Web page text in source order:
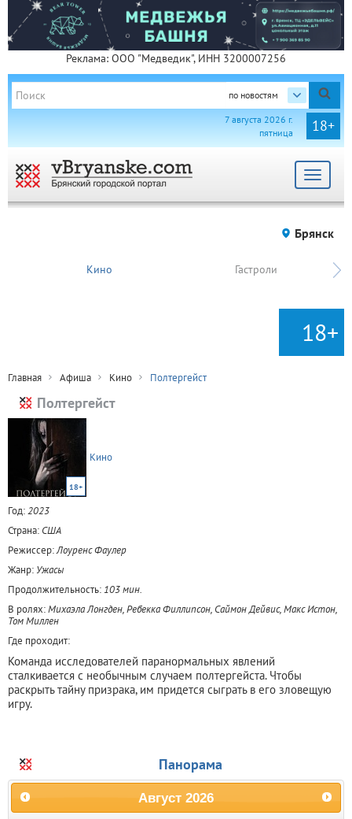
Реклама: ООО "Медведик", ИНН 3200007256
по новостям
18+
7 августа 2026 г.
пятница
Toggle
Брянск
Кино Гастроли
18+
Главная Афиша Кино Полтергейст
Полтергейст
18+
Кино
Год:2023
Страна: США
Режиссер:Лоуренс Фаулер
Жанр: Ужасы
Продолжительность: 103 мин.
В ролях:Михаэла Лонгден, Ребекка Филлипсон, Саймон Дейвис, Макс Истон,
Том Миллен
Где проходит:
Команда исследователей паранормальных явлений
сталкивается с необычным случаем полтергейста. Чтобы
раскрыть тайну призрака, им придется сыграть в его зловещую
игру.
Панорама
Август 2026